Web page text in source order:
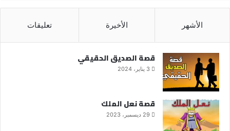
الأشهر الأخيرة تعليقات
قصة الصديق الحقيقي
3 يناير، 2024
قصة نعل الملك
29 ديسمبر، 2023